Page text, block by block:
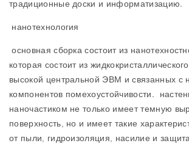
традиционные доски и информатизацию.
нанотехнология
основная сборка состоит из
которая состоит из
высокой центральной ЭВМ и связанных с
компонентов помехоустойчивости.
наночастиком не только имеет темную
поверхность, но и имеет такие
от пыли, гидроизоляция, насилие и